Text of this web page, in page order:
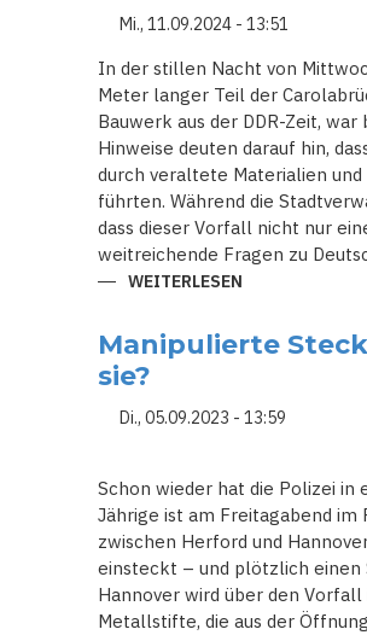
Mi., 11.09.2024 - 13:51
In der stillen Nacht von
Meter langer Teil der
Bauwerk aus der DDR-Zeit,
Hinweise deuten darauf hin,
durch veraltete Materialien
führten. Während die
dass dieser Vorfall nicht nur
weitreichende Fragen zu
WEITERLESEN
WIE
DDR-
FÜR
Manipulierte
sie?
Di., 05.09.2023 - 13:59
Schon wieder hat die Polizei
Jährige ist am Freitagabend im
zwischen Herford und
einsteckt – und plötzlich einen
Hannover wird über den
Metallstifte, die aus der